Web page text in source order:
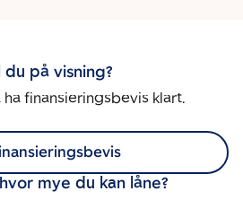
du på visning?
finansieringsbevis klart.
mye du kan låne?